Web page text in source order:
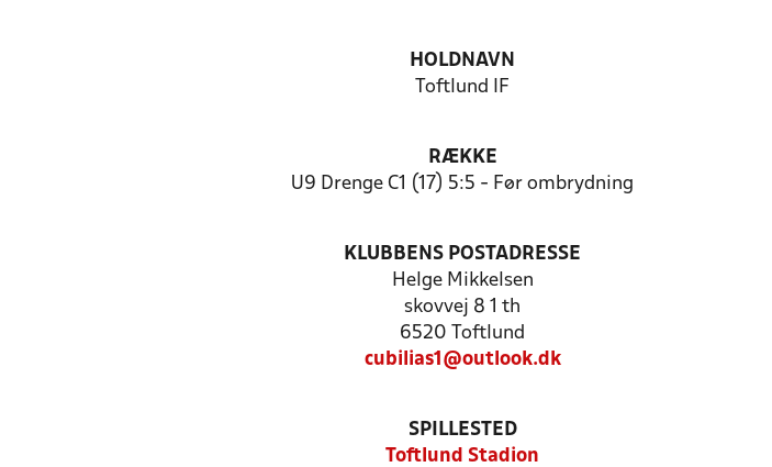
HOLDNAVN
Toftlund IF
RÆKKE
U9 Drenge C1 (17) 5:5 - Før ombrydning
KLUBBENS POSTADRESSE
Helge Mikkelsen
skovvej 8 1 th
6520 Toftlund
cubilias1@outlook.dk
SPILLESTED
Toftlund Stadion